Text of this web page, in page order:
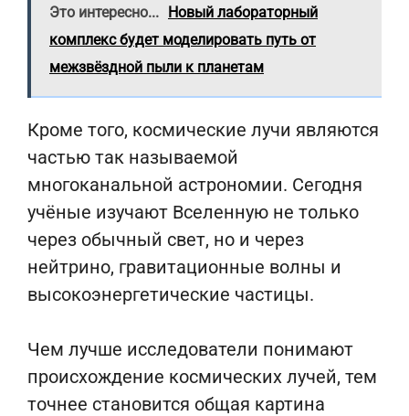
Это интересно... Новый лабораторный
комплекс будет моделировать путь от
межзвёздной пыли к планетам
Кроме того, космические лучи являются
частью так называемой
многоканальной астрономии. Сегодня
учёные изучают Вселенную не только
через обычный свет, но и через
нейтрино, гравитационные волны и
высокоэнергетические частицы.
Чем лучше исследователи понимают
происхождение космических лучей, тем
точнее становится общая картина